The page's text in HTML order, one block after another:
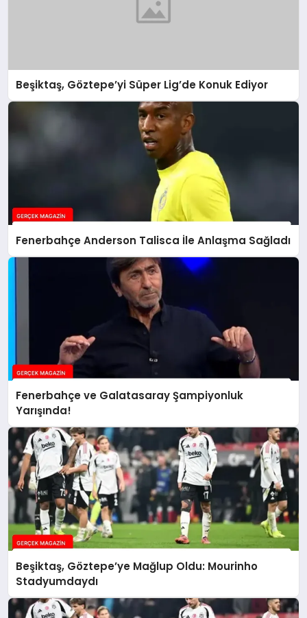
Beşiktaş, Göztepe’yi Süper Lig’de Konuk Ediyor
Fenerbahçe Anderson Talisca İle Anlaşma Sağladı
Fenerbahçe ve Galatasaray Şampiyonluk
Yarışında!
Beşiktaş, Göztepe’ye Mağlup Oldu: Mourinho
Stadyumdaydı